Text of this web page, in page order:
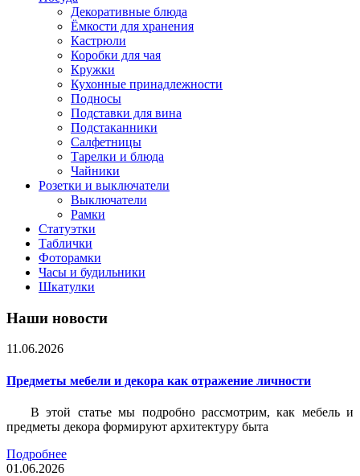
Декоративные блюда
Ёмкости для хранения
Кастрюли
Коробки для чая
Кружки
Кухонные принадлежности
Подносы
Подставки для вина
Подстаканники
Салфетницы
Тарелки и блюда
Чайники
Розетки и выключатели
Выключатели
Рамки
Статуэтки
Таблички
Фоторамки
Часы и будильники
Шкатулки
Наши новости
11.06.2026
Предметы мебели и декора как отражение личности
В этой статье мы подробно рассмотрим, как мебель и
предметы декора формируют архитектуру быта
Подробнее
01.06.2026